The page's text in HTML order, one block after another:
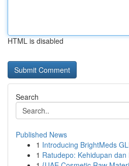
HTML is disabled
Search
Published News
1 Introducing BrightMeds
1 Ratudepo: Kehidupan